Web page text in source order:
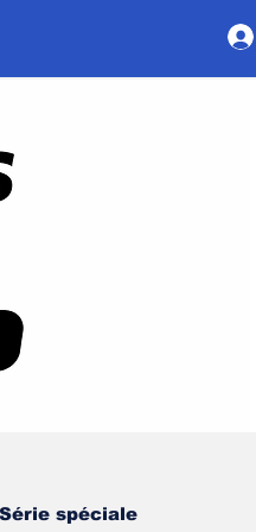
Série spéciale